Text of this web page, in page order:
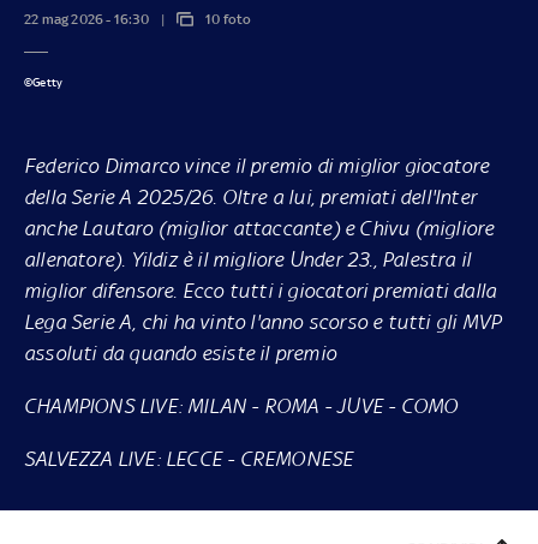
22 mag 2026 - 16:30 10 foto
©Getty
Federico Dimarco vince il premio di miglior giocatore
della Serie A 2025/26. Oltre a lui, premiati dell'Inter
anche Lautaro (miglior attaccante) e Chivu (migliore
allenatore). Yildiz è il migliore Under 23., Palestra il
miglior difensore. Ecco tutti i giocatori premiati dalla
Lega Serie A, chi ha vinto l'anno scorso e tutti gli MVP
assoluti da quando esiste il premio
CHAMPIONS LIVE: MILAN - ROMA -JUVE- COMO
SALVEZZA LIVE: LECCE- CREMONESE